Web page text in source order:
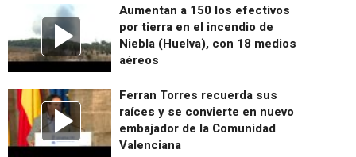
Aumentan a 150 los efectivos
por tierra en el incendio de
Niebla (Huelva), con 18 medios
aéreos
Ferran Torres recuerda sus
raíces y se convierte en nuevo
embajador de la Comunidad
Valenciana